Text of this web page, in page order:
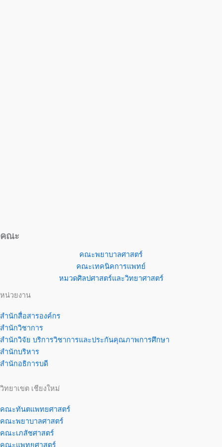
คณะ
คณะพยาบาลศาสตร์
คณะเทคนิคการแพทย์
หมวดศิลปศาสตร์และวิทยาศาสตร์
หน่วยงาน
สำนักสื่อสารองค์กร
สำนักวิชาการ
สำนักวิจัย บริการวิชาการและประกันคุณภาพการศึกษา
สำนักบริหาร
สำนักอธิการบดี
วิทยาเขต เชียงใหม่
คณะทันตแพทยศาสตร์
คณะพยาบาลศาสตร์
คณะเภสัชศาสตร์
คณะแพทยศาสตร์